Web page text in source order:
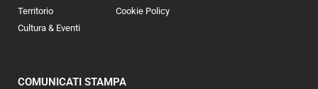
Territorio
Cultura & Eventi
Cookie Policy
COMUNICATI STAMPA